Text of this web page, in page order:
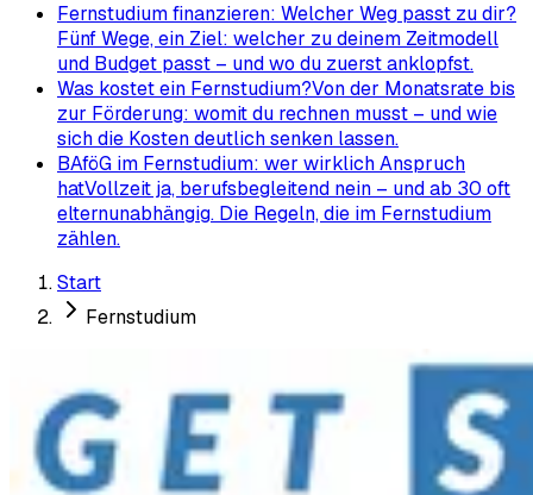
Fernstudium finanzieren: Welcher Weg passt zu dir?
Fünf Wege, ein Ziel: welcher zu deinem Zeitmodell
und Budget passt – und wo du zuerst anklopfst.
Was kostet ein Fernstudium?Von der Monatsrate bis
zur Förderung: womit du rechnen musst – und wie
sich die Kosten deutlich senken lassen.
BAföG im Fernstudium: wer wirklich Anspruch
hatVollzeit ja, berufsbegleitend nein – und ab 30 oft
elternunabhängig. Die Regeln, die im Fernstudium
zählen.
Start
Fernstudium